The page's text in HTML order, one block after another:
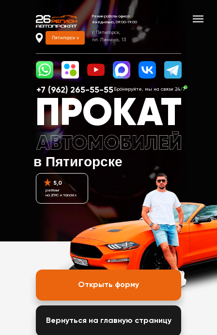
Бронируйте, мы на связи 24/7
ПРОКАТ
Открыть форму
Вернуться на главную страницу
в Пятигорске
г. Пятигорск,
пл. Ленина, 13
Режим работы офиса:
ежедневно, 09:00-19:00
Пятигорск v
5,0
рейтинг
на 2ГИС и Yandex
+7 (962) 265-55-55‬